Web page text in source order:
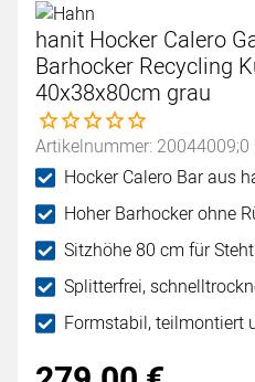
hanit Hocker Calero
Barhocker Recycling
40x38x80cm grau
Noch keine Bewertungen
Artikelnummer: 20044009;0
Hocker Calero Bar aus
Hoher Barhocker ohne
Sitzhöhe 80 cm für
Splitterfrei,
Formstabil, teilmontiert